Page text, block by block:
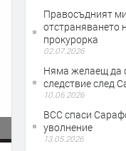
Правосъдният
отстраняването
прокурорка
02.07.2026
Няма желаещ да
следствие след
10.06.2026
ВСС спаси
уволнение
13.05.2026